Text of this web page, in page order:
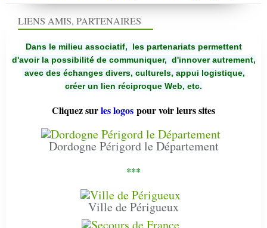
LIENS AMIS, PARTENAIRES
Dans le milieu associatif, les partenariats permettent
d'avoir la possibilité de communiquer, d'innover autrement,
avec des échanges divers, culturels, appui logistique,
créer un lien réciproque Web, etc.
Cliquez surles logos pour voir leurs sites
Dordogne Périgord le Département
***
Ville de Périgueux